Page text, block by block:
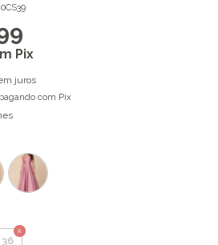
Pix
juros
com Pix
36